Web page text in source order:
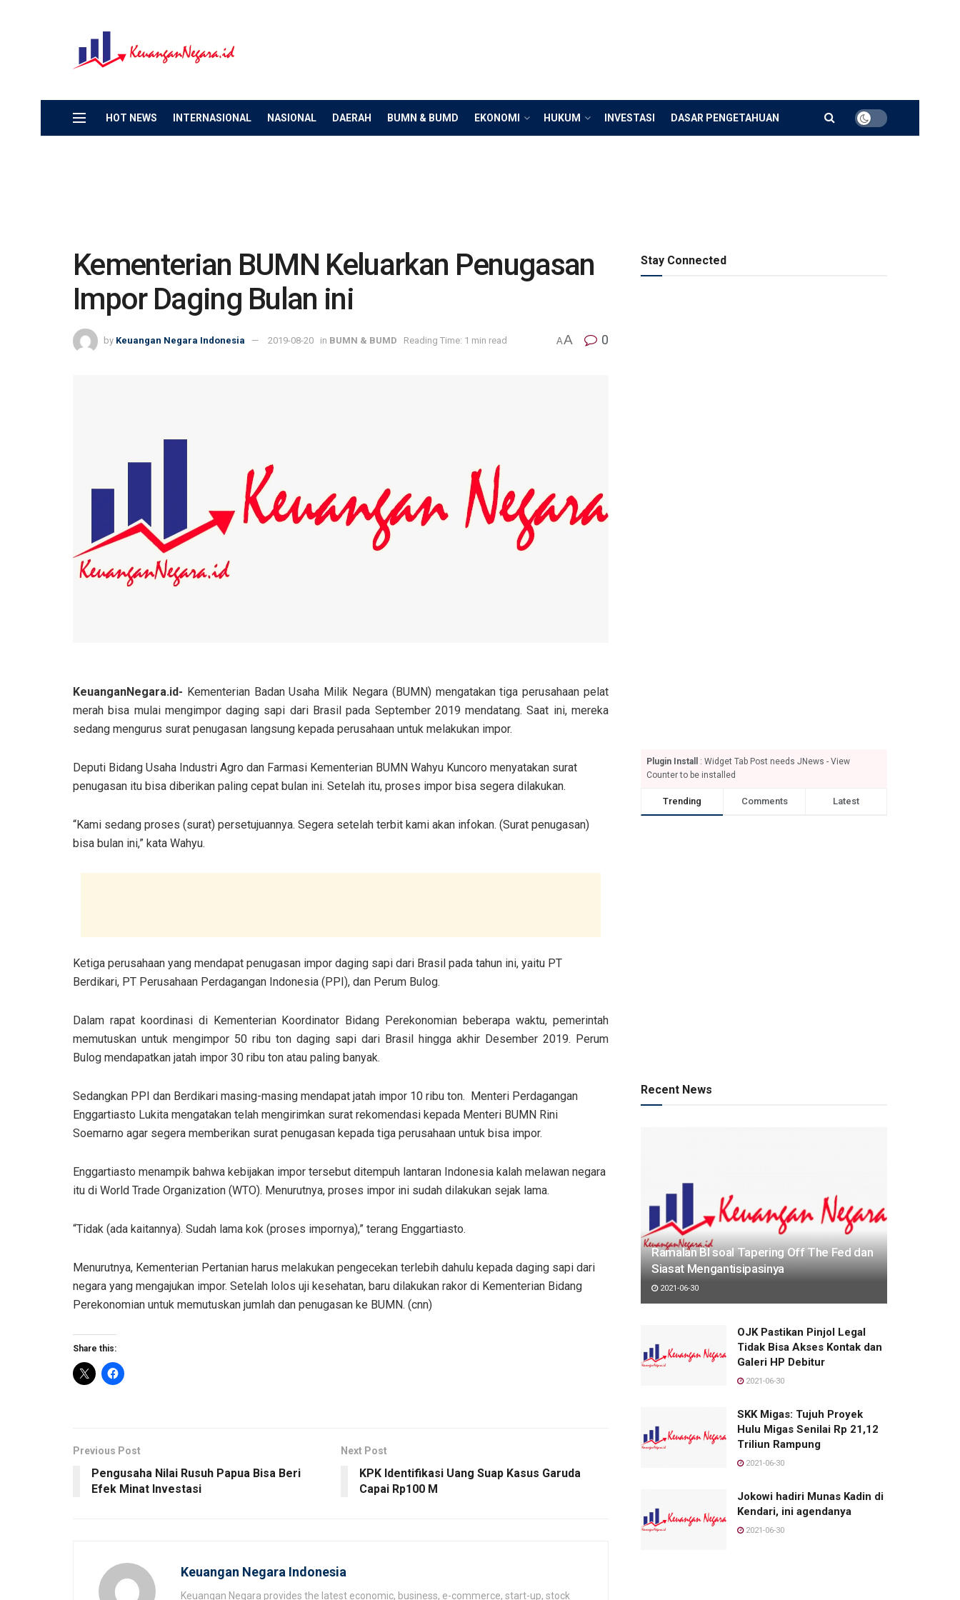
HOT NEWS INTERNASIONAL NASIONAL DAERAH BUMN & BUMD EKONOMI HUKUM INVESTASI DASAR PENGETAHUAN
Kementerian BUMN Keluarkan Penugasan
Impor Daging Bulan ini
by Keuangan Negara Indonesia 2019-08-20 in BUMN & BUMD Reading Time: 1 min read AA 0
KeuanganNegara.id- Kementerian Badan Usaha Milik Negara (BUMN) mengatakan tiga perusahaan pelat
merah bisa mulai mengimpor daging sapi dari Brasil pada September 2019 mendatang. Saat ini, mereka
sedang mengurus surat penugasan langsung kepada perusahaan untuk melakukan impor.
Deputi Bidang Usaha Industri Agro dan Farmasi Kementerian BUMN Wahyu Kuncoro menyatakan surat
penugasan itu bisa diberikan paling cepat bulan ini. Setelah itu, proses impor bisa segera dilakukan.
“Kami sedang proses (surat) persetujuannya. Segera setelah terbit kami akan infokan. (Surat penugasan)
bisa bulan ini,” kata Wahyu.
Ketiga perusahaan yang mendapat penugasan impor daging sapi dari Brasil pada tahun ini, yaitu PT
Berdikari, PT Perusahaan Perdagangan Indonesia (PPI), dan Perum Bulog.
Dalam rapat koordinasi di Kementerian Koordinator Bidang Perekonomian beberapa waktu, pemerintah
memutuskan untuk mengimpor 50 ribu ton daging sapi dari Brasil hingga akhir Desember 2019. Perum
Bulog mendapatkan jatah impor 30 ribu ton atau paling banyak.
Sedangkan PPI dan Berdikari masing-masing mendapat jatah impor 10 ribu ton. Menteri Perdagangan
Enggartiasto Lukita mengatakan telah mengirimkan surat rekomendasi kepada Menteri BUMN Rini
Soemarno agar segera memberikan surat penugasan kepada tiga perusahaan untuk bisa impor.
Enggartiasto menampik bahwa kebijakan impor tersebut ditempuh lantaran Indonesia kalah melawan negara
itu di World Trade Organization (WTO). Menurutnya, proses impor ini sudah dilakukan sejak lama.
“Tidak (ada kaitannya). Sudah lama kok (proses impornya),” terang Enggartiasto.
Menurutnya, Kementerian Pertanian harus melakukan pengecekan terlebih dahulu kepada daging sapi dari
negara yang mengajukan impor. Setelah lolos uji kesehatan, baru dilakukan rakor di Kementerian Bidang
Perekonomian untuk memutuskan jumlah dan penugasan ke BUMN. (cnn)
Share this:
Previous Post
Pengusaha Nilai Rusuh Papua Bisa Beri
Efek Minat Investasi
Next Post
KPK Identifikasi Uang Suap Kasus Garuda
Capai Rp100 M
Keuangan Negara Indonesia
Keuangan Negara provides the latest economic, business, e-commerce, start-up, stock
Stay Connected
Plugin Install
: Widget Tab Post needs JNews - View
Counter to be installed
Trending Comments Latest
Recent News
Ramalan BI soal Tapering Off The Fed dan
Siasat Mengantisipasinya
2021-06-30
OJK Pastikan Pinjol Legal
Tidak Bisa Akses Kontak dan
Galeri HP Debitur
2021-06-30
SKK Migas: Tujuh Proyek
Hulu Migas Senilai Rp 21,12
Triliun Rampung
2021-06-30
Jokowi hadiri Munas Kadin di
Kendari, ini agendanya
2021-06-30